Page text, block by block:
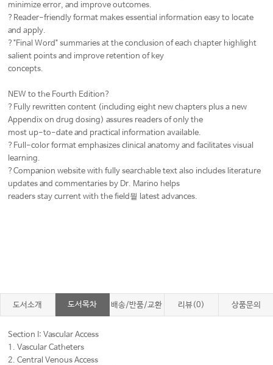
minimize error, and improve outcomes.
?Reader-friendly format makes essential information easy to locate
and apply.
?"Final Word" summaries at the conclusion of each chapter highlight
salient points and improve retention of key
concepts.
NEW to the Fourth Edition?
?Fully rewritten content (including eight new chapters plus a new
Appendix on drug dosing) assures readers of only the
most up-to-date and practical information available.
?Full-color format emphasizes clinical anatomy and facilitates visual
learning.
?Companion website with fully searchable text also includes literature
updates and commentaries by Dr. Marino helps
readers stay current with the field뭩 latest advances.
도서소개 도서목차 배송/반품/교환 리뷰(0) 상품문의
Section I: Vascular Access
1. Vascular Catheters
2. Central Venous Access